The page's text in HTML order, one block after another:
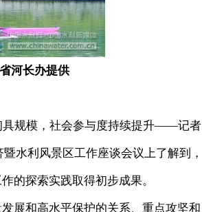
河长办提供
具规模，社会参与度持续提升——记者
水利风景区工作座谈会议上了解到，
的探索实践取得初步成果。
展和高水平保护的关系、重点攻坚和